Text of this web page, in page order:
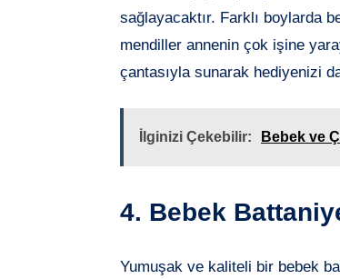
sağlayacaktır. Farklı boylarda
mendiller annenin çok işine
çantasıyla sunarak hediyenizi
İlginizi Çekebilir: Bebek ve
4. Bebek
Yumuşak ve kaliteli bir bebek